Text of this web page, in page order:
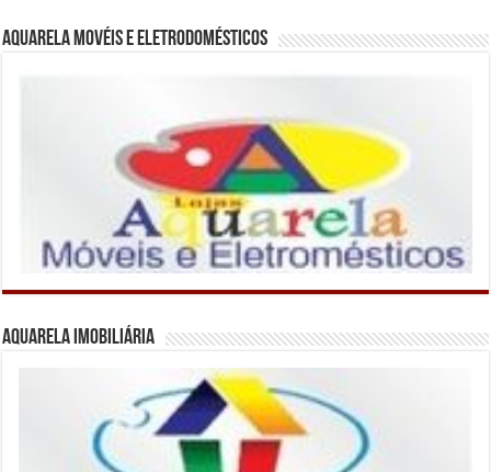
Aquarela Movéis e Eletrodomésticos
Aquarela Imobiliária